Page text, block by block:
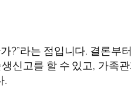
?”라는 점입니다. 결론부
신고를 할 수 있고, 가족
.